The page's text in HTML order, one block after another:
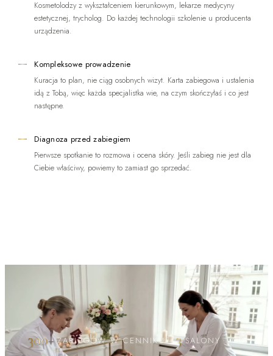
Kosmetolodzy z wykształceniem kierunkowym, lekarze medycyny
estetycznej, trycholog. Do każdej technologii szkolenie u producenta
urządzenia.
Kompleksowe prowadzenie
Kuracja to plan, nie ciąg osobnych wizyt. Karta zabiegowa i ustalenia
idą z Tobą, więc każda specjalistka wie, na czym skończyłaś i co jest
następne.
Diagnoza przed zabiegiem
Pierwsze spotkanie to rozmowa i ocena skóry. Jeśli zabieg nie jest dla
Ciebie właściwy, powiemy to zamiast go sprzedać.
300+ ZABIEGÓW W CENNIKU·3 SALONY·OD